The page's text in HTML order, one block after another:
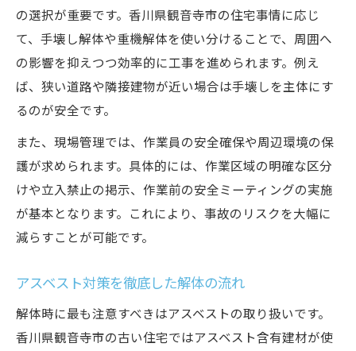
の選択が重要です。香川県観音寺市の住宅事情に応じ
て、手壊し解体や重機解体を使い分けることで、周囲へ
の影響を抑えつつ効率的に工事を進められます。例え
ば、狭い道路や隣接建物が近い場合は手壊しを主体にす
るのが安全です。
また、現場管理では、作業員の安全確保や周辺環境の保
護が求められます。具体的には、作業区域の明確な区分
けや立入禁止の掲示、作業前の安全ミーティングの実施
が基本となります。これにより、事故のリスクを大幅に
減らすことが可能です。
アスベスト対策を徹底した解体の流れ
解体時に最も注意すべきはアスベストの取り扱いです。
香川県観音寺市の古い住宅ではアスベスト含有建材が使